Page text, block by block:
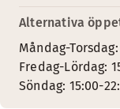
Alternativa
Måndag-
Fredag-Lördag:
Söndag: 15:00-